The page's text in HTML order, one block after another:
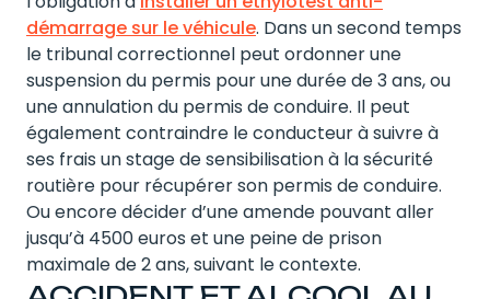
démarrage sur le véhicule. Dans un second temps
le tribunal correctionnel peut ordonner une
suspension du permis pour une durée de 3 ans, ou
une annulation du permis de conduire. Il peut
également contraindre le conducteur à suivre à
ses frais un stage de sensibilisation à la sécurité
routière pour récupérer son permis de conduire.
Ou encore décider d’une amende pouvant aller
jusqu’à 4500 euros et une peine de prison
maximale de 2 ans, suivant le contexte.